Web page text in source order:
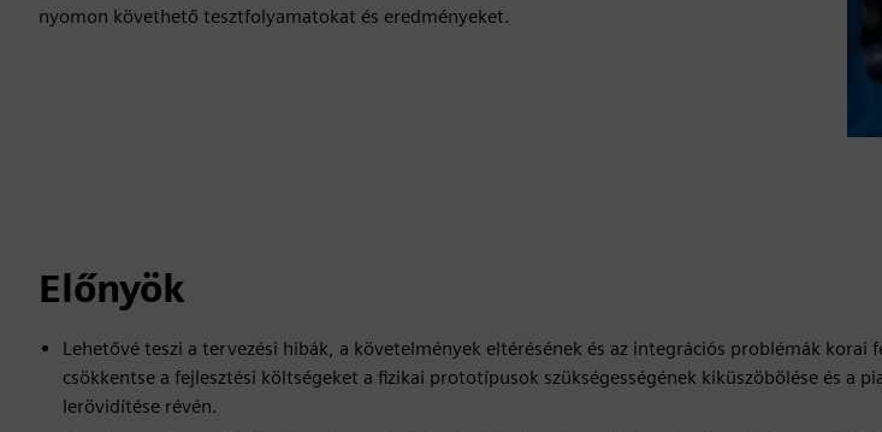
nyomon követhető tesztfolyamatokat és eredményeket.
Előnyök
Lehetővé teszi a tervezési hibák, a követelmények eltérésének és az integrációs problémák korai
csökkentse a fejlesztési költségeket a fizikai prototípusok szükségességének kiküszöbölése és a
lerövidítése révén.